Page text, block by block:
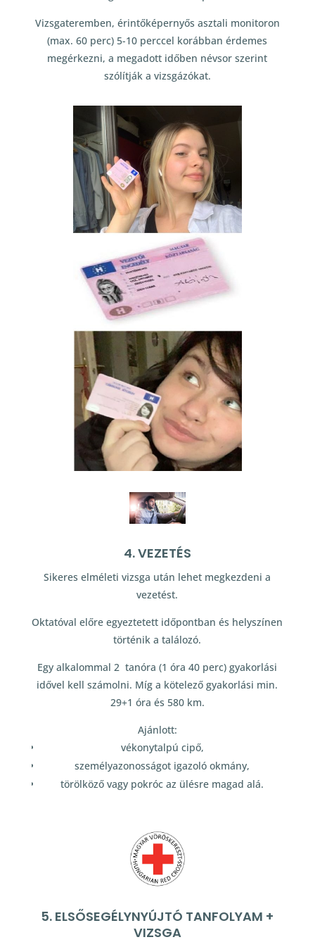
Vizsgateremben, érintőképernyős asztali monitoron
(max. 60 perc) 5-10 perccel korábban érdemes
megérkezni, a megadott időben névsor szerint
szólítják a vizsgázókat.
4. VEZETÉS
Sikeres elméleti vizsga után lehet megkezdeni a
vezetést.
Oktatóval előre egyeztetett időpontban és helyszínen
történik a találozó.
Egy alkalommal 2 tanóra (1 óra 40 perc) gyakorlási
idővel kell számolni. Míg a kötelező gyakorlási min.
29+1 óra és 580 km.
Ajánlott:
vékonytalpú cipő,
személyazonosságot igazoló okmány,
törölköző vagy pokróc az ülésre magad alá.
5. ELSŐSEGÉLYNYÚJTÓ TANFOLYAM +
VIZSGA